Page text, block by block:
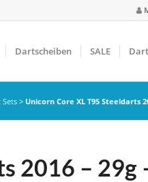
Dartscheiben SALE
Sets > Unicorn Core XL T95 Steeldarts
2016 – 29g